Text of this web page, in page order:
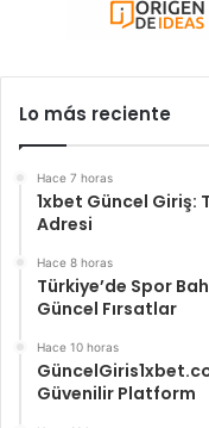
Lo más reciente
Hace 7 horas
1xbet Güncel Giriş:
Adresi
Hace 8 horas
Türkiye’de Spor
Güncel Fırsatlar
Hace 10 horas
Güvenilir Platform